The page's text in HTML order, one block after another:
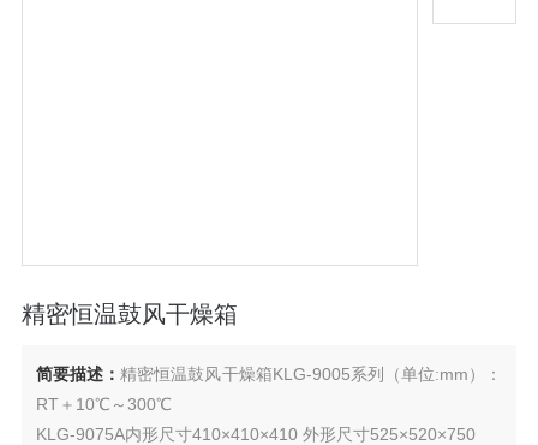
精密恒温鼓风干燥箱
简要描述： 精密恒温鼓风干燥箱KLG-9005系列（单位:mm）：
RT＋10℃～300℃
KLG-9075A内形尺寸410×410×410 外形尺寸525×520×750